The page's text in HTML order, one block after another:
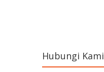
Hubungi Kami